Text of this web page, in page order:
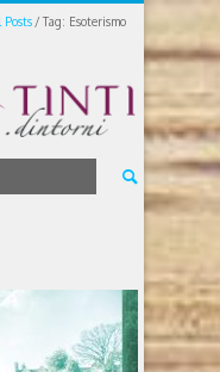
Posts Tag: Esoterismo